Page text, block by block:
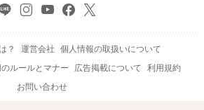
？ 運営会社 個人情報の取扱いについて
のルールとマナー 広告掲載について 利用規約
お問い合わせ